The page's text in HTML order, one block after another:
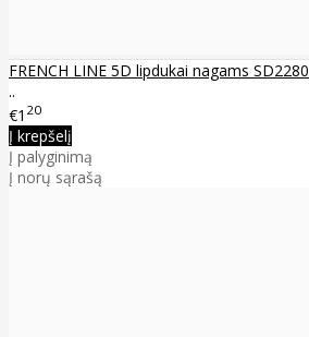
FRENCH LINE 5D lipdukai nagams SD2280
..
€1 20
Į krepšelį
Į palyginimą
Į norų sąrašą